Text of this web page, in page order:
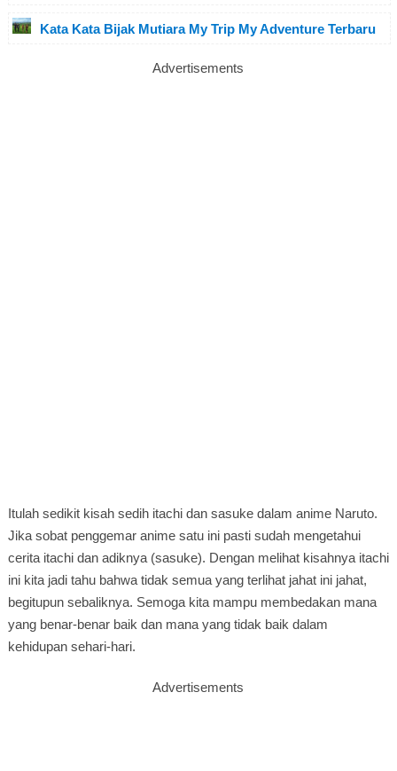
Kata Kata Bijak Mutiara My Trip My Adventure Terbaru
Advertisements
Itulah sedikit kisah sedih itachi dan sasuke dalam anime Naruto.
Jika sobat penggemar anime satu ini pasti sudah mengetahui
cerita itachi dan adiknya (sasuke). Dengan melihat kisahnya itachi
ini kita jadi tahu bahwa tidak semua yang terlihat jahat ini jahat,
begitupun sebaliknya. Semoga kita mampu membedakan mana
yang benar-benar baik dan mana yang tidak baik dalam
kehidupan sehari-hari.
Advertisements